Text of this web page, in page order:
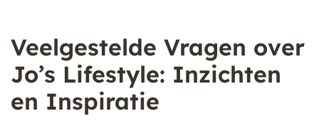
Veelgestelde Vragen over
Jo’s Lifestyle: Inzichten
en Inspiratie